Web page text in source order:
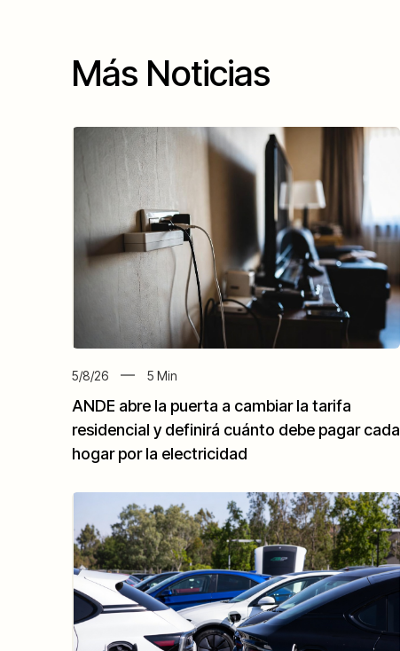
Más Noticias
5/8/26 5 Min
ANDE abre la puerta a cambiar la tarifa
residencial y definirá cuánto debe pagar cada
hogar por la electricidad